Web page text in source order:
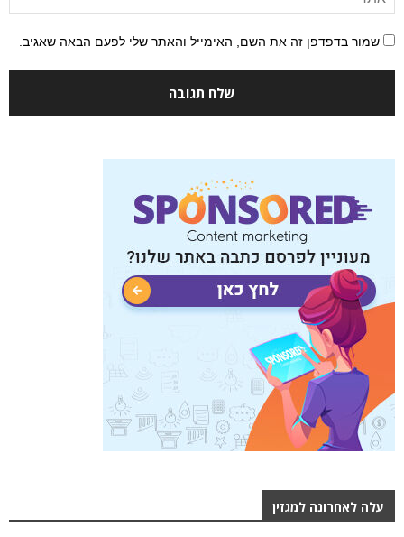
שמור בדפדפן זה את השם, האימייל והאתר שלי לפעם הבאה שאגיב.
עלה לאחרונה למגזין